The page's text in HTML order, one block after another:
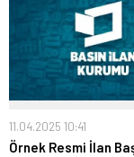
11.04.2025 10:41
Örnek Resmi İlan